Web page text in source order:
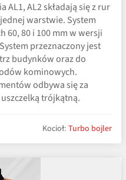
AL2 składają się z rur
warstwie. System
60, 80 i 100 mm w wersji
przeznaczony jest
budynków oraz do
kominowych.
odbywa się za
trójkątną.
Kocioł: Turbo bojler